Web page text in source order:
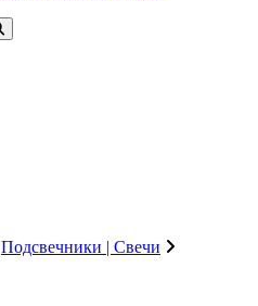
Подсвечники | Свечи